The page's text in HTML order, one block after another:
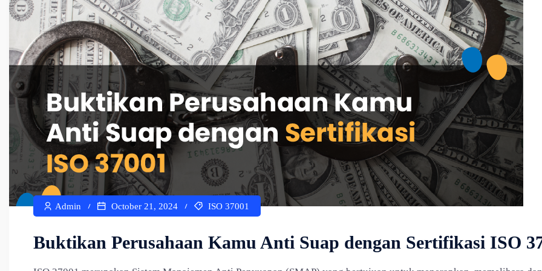
Admin October 21, 2024 ISO 37001
Buktikan Perusahaan Kamu Anti Suap dengan Sertifikasi ISO